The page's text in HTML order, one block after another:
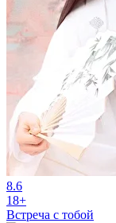
8.6
18+
Встреча с тобой